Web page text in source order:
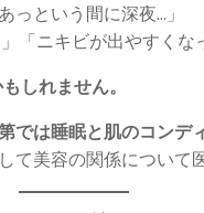
っという間に深夜…」
「ニキビが出やすくな
しれません。
では睡眠と肌のコンデ
美容の関係について